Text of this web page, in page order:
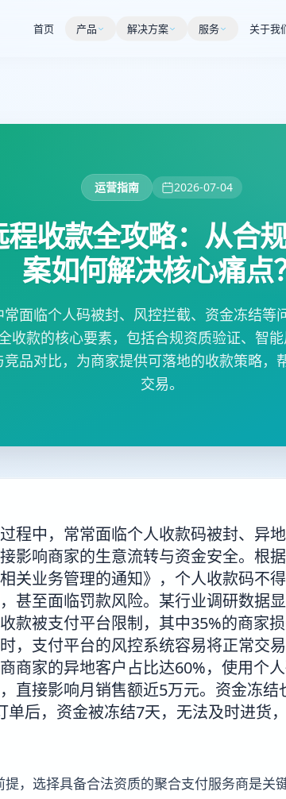
首页 产品 解决方案 服务 关于我
运营指南 2026-07-04
收款全攻略：从合
案如何解决核心痛点
面临个人码被封、风控拦截、资金冻结等
收款的核心要素，包括合规资质验证、智
品对比，为商家提供可落地的收款策略，
交易。
程中，常常面临个人收款码被封、异
影响商家的生意流转与资金安全。根
关业务管理的通知》，个人收款码不
甚至面临罚款风险。某行业调研数据
款被支付平台限制，其中35%的商家
，支付平台的风控系统容易将正常交
家的异地客户占比达60%，使用个
直接影响月销售额近5万元。资金冻
单后，资金被冻结7天，无法及时进货
，选择具备合法资质的聚合支付服务商是关